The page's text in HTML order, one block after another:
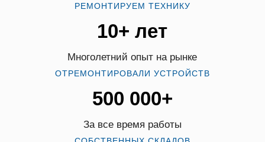
РЕМОНТИРУЕМ ТЕХНИКУ
10+ лет
Многолетний опыт на рынке
ОТРЕМОНТИРОВАЛИ УСТРОЙСТВ
500 000+
За все время работы